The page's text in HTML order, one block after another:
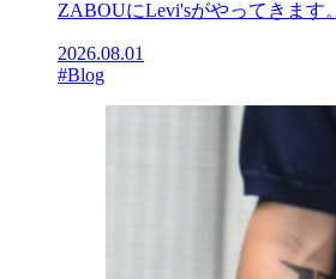
ZABOUにLevi'sがやってきます。
2026.08.01
#Blog